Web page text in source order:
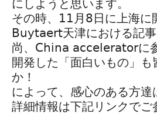
にしようと思います。
その時、11月8日に上海
Buytaert天津における記
尚、China acceleratorに
開発した「面白いもの」
か！
によって、感心のある方
詳細情報は下記リンクでご